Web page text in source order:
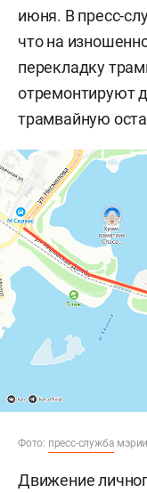
июня. В пресс-
что на
перекладку
отремонтируют
трамвайную
Фото: пресс-служба
Движение